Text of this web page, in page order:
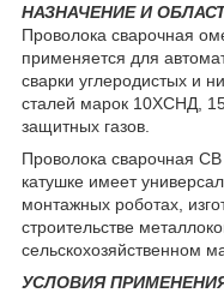
НАЗНАЧЕНИЕ И
Проволока сварочная
применяется для
сварки углеродистых и
сталей марок 10ХСНД,
защитных газов.
Проволока сварочная
катушке имеет
монтажных роботах,
строительстве
сельскохозяйственном
УСЛОВИЯ ПРИМЕНЕНИЯ